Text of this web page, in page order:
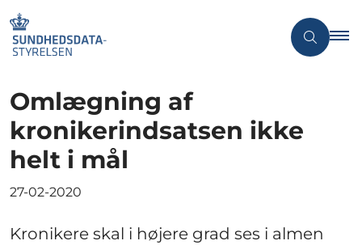
Omlægning af
kronikerindsatsen ikke
helt i mål
27-02-2020
Kronikere skal i højere grad ses i almen